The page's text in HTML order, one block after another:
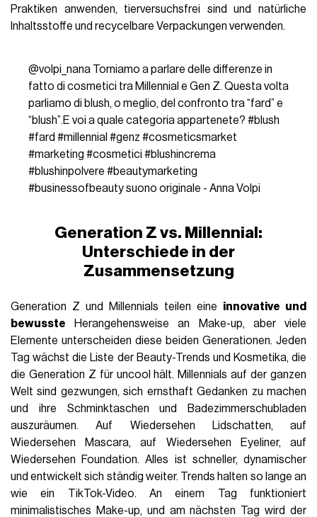
Praktiken anwenden, tierversuchsfrei sind und natürliche
Inhaltsstoffe und recycelbare Verpackungen verwenden.
@volpi_nanaTorniamo a parlare delle differenze in
fatto di cosmetici tra Millennial e Gen Z. Questa volta
parliamo di blush, o meglio, del confronto tra “fard” e
“blush”.E voi a quale categoria appartenete? #blush
#fard #millennial #genz #cosmeticsmarket
#marketing #cosmetici #blushincrema
#blushinpolvere #beautymarketing
#businessofbeautysuono originale - Anna Volpi
Generation Z vs. Millennial:
Unterschiede in der
Zusammensetzung
Generation Z und Millennials teilen eine innovative und
bewusste Herangehensweise an Make-up, aber viele
Elemente unterscheiden diese beiden Generationen. Jeden
Tag wächst die Liste der Beauty-Trends und Kosmetika, die
die Generation Z für uncool hält. Millennials auf der ganzen
Welt sind gezwungen, sich ernsthaft Gedanken zu machen
und ihre Schminktaschen und Badezimmerschubladen
auszuräumen. Auf Wiedersehen Lidschatten, auf
Wiedersehen Mascara, auf Wiedersehen Eyeliner, auf
Wiedersehen Foundation. Alles ist schneller, dynamischer
und entwickelt sich ständig weiter. Trends halten so lange an
wie ein TikTok-Video. An einem Tag funktioniert
minimalistisches Make-up, und am nächsten Tag wird der